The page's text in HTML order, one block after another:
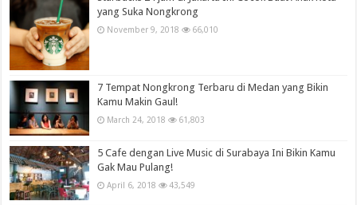
yang Suka Nongkrong
November 9, 2018 66,010
7 Tempat Nongkrong Terbaru di Medan yang Bikin
Kamu Makin Gaul!
March 24, 2018 61,803
5 Cafe dengan Live Music di Surabaya Ini Bikin Kamu
Gak Mau Pulang!
April 6, 2018 43,549